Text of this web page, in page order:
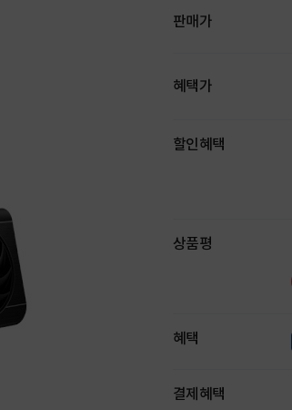
판매가
혜택가
할인혜택
상품평
혜택
결제혜택